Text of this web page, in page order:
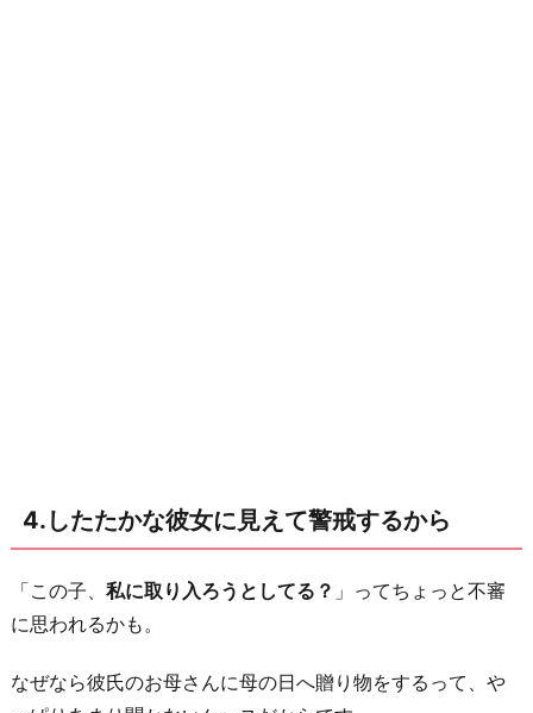
扱
さ
れ
る
4.したたかな彼女に見えて警戒するから
「この子、 私に取り入ろうとしてる？ 」ってちょっと不審
に思われるかも。
なぜなら彼氏のお母さんに母の日へ贈り物をするって、や